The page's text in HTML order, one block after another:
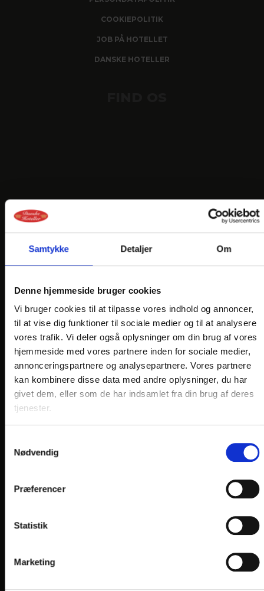
Samtykke Detaljer Om
Denne hjemmeside bruger cookies
Vi bruger cookies til at tilpasse vores indhold og annoncer,
til at vise dig funktioner til sociale medier og til at analysere
vores trafik. Vi deler også oplysninger om din brug af vores
hjemmeside med vores partnere inden for sociale medier,
annonceringspartnere og analysepartnere. Vores partnere
kan kombinere disse data med andre oplysninger, du har
givet dem, eller som de har indsamlet fra din brug af deres
tjenester.
Nødvendig
Præferencer
Statistik
Marketing
COOKIEPOLITIK
JOB PÅ HOTELLET
DANSKE HOTELLER
VORES HOTELLER OG KATEGORIER
OPLEVELSER